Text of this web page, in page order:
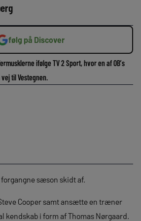
følg på Discover
ifølge TV 2 Sport, hvor en af OB’s
til Vestegnen.
sæson skidt af.
Cooper samt ansætte en træner
kendskab i form af Thomas Nørgaard.